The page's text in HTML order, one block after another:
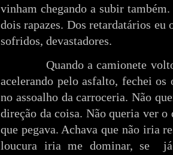
vinham chegando a subir
dois rapazes. Dos retardatários eu
sofridos, devastadores.
Quando a camionete voltou
acelerando pelo asfalto, fechei
no assoalho da carroceria. Não
direção da coisa. Não queria ver o
que pegava. Achava que não iria
loucura iria me dominar, se